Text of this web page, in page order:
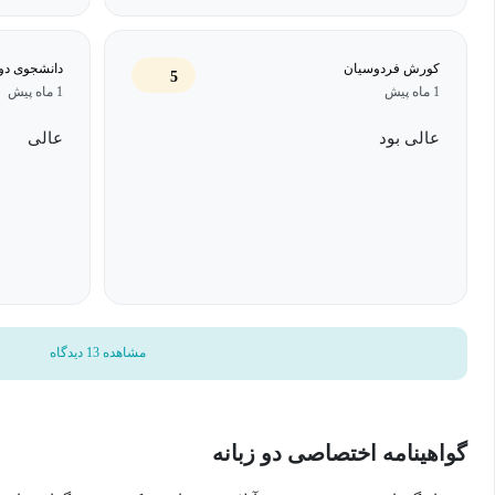
کورش فردوسیان
1 ماه پیش
5
عالی بود
دانشجوی
1 ماه پیش
عالی
مشاهده 13 دیدگاه
گواهینامه اختصاصی دو زبانه